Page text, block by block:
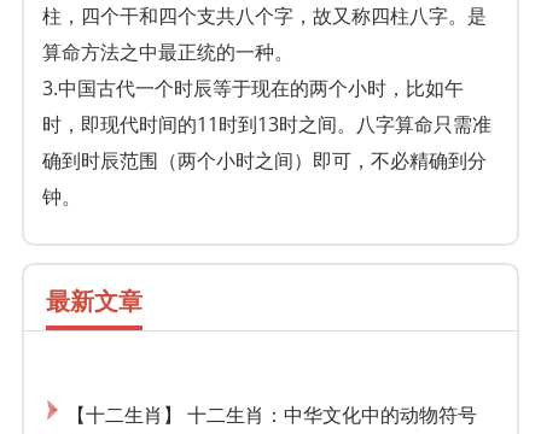
柱，四个干和四个支共八个字，故又称四柱八字。是
算命方法之中最正统的一种。
3.中国古代一个时辰等于现在的两个小时，比如午
时，即现代时间的11时到13时之间。八字算命只需准
确到时辰范围（两个小时之间）即可，不必精确到分
钟。
最新文章
【十二生肖】 十二生肖：中华文化中的动物符号